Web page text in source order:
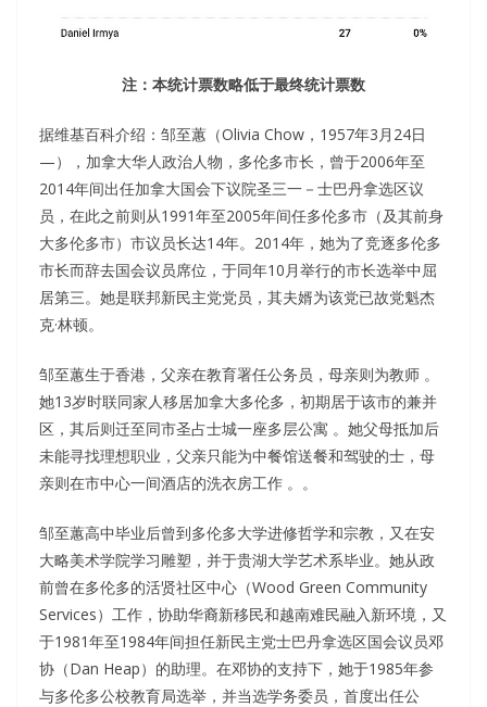
注：本统计票数略低于最终统计票数
据维基百科介绍：邹至蕙（Olivia Chow，1957年3月24日
—），加拿大华人政治人物，多伦多市长，曾于2006年至
2014年间出任加拿大国会下议院圣三一－士巴丹拿选区议
员，在此之前则从1991年至2005年间任多伦多市（及其前身
大多伦多市）市议员长达14年。2014年，她为了竞逐多伦多
市长而辞去国会议员席位，于同年10月举行的市长选举中屈
居第三。她是联邦新民主党党员，其夫婿为该党已故党魁杰
克·林顿。
邹至蕙生于香港，父亲在教育署任公务员，母亲则为教师 。
她13岁时联同家人移居加拿大多伦多，初期居于该市的兼并
区，其后则迁至同市圣占士城一座多层公寓 。她父母抵加后
未能寻找理想职业，父亲只能为中餐馆送餐和驾驶的士，母
亲则在市中心一间酒店的洗衣房工作 。。
邹至蕙高中毕业后曾到多伦多大学进修哲学和宗教，又在安
大略美术学院学习雕塑，并于贵湖大学艺术系毕业。她从政
前曾在多伦多的活贤社区中心（Wood Green Community
Services）工作，协助华裔新移民和越南难民融入新环境，又
于1981年至1984年间担任新民主党士巴丹拿选区国会议员邓
协（Dan Heap）的助理。在邓协的支持下，她于1985年参
与多伦多公校教育局选举，并当选学务委员，首度出任公